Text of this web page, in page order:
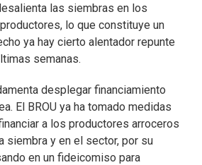
las siembras en los
lo que constituye un
ya hay cierto alentador repunte
semanas.
desplegar financiamiento
El BROU ya ha tomado medidas
a los productores arroceros
siembra y en el sector, por su
en un fideicomiso para